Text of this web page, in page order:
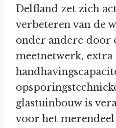
Delfland zet zich
verbeteren van de
onder andere door
meetnetwerk, extra
glastuinbouw is
voor het